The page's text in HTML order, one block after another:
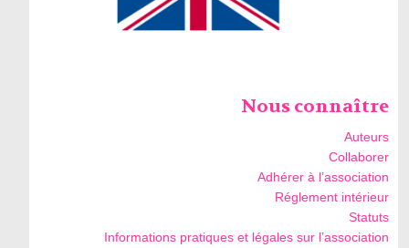
Nous connaître
Auteurs
Collaborer
Adhérer à l’association
Réglement intérieur
Statuts
Informations pratiques et légales sur l’association